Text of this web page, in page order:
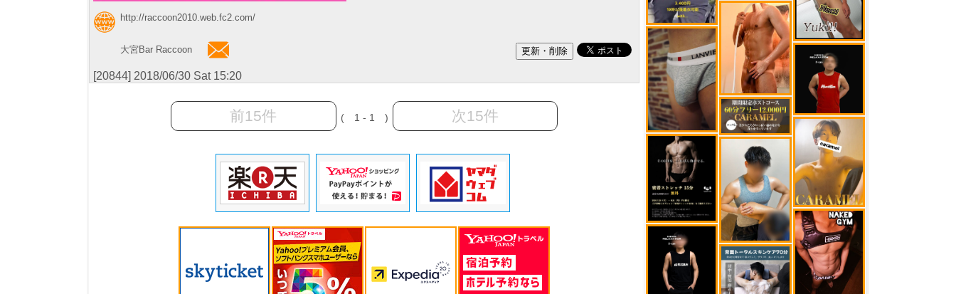
http://raccoon2010.web.fc2.com/
大宮Bar Raccoon
[20844] 2018/06/30 Sat 15:20
前15件 ( 1 - 1 ) 次15件